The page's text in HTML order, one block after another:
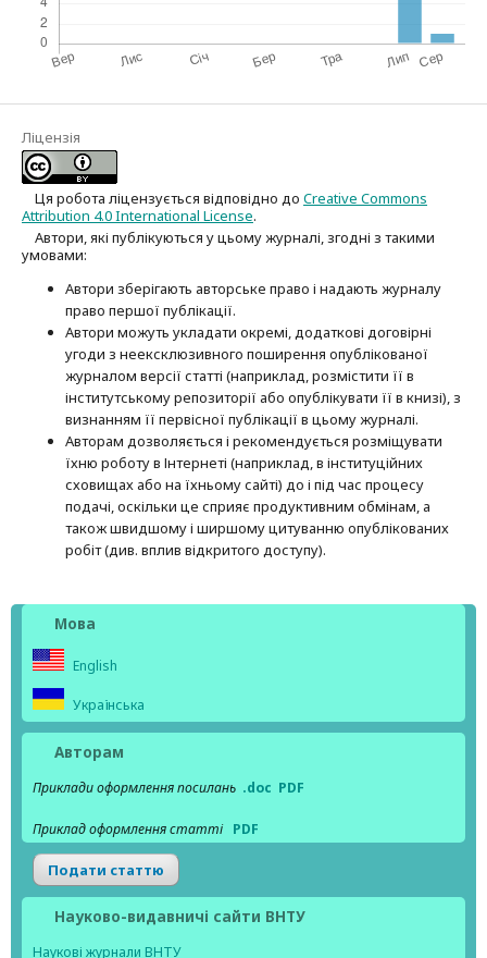
Ліцензія
Ця робота ліцензується відповідно до Creative Commons
Attribution 4.0 International License.
Автори, які публікуються у цьому журналі, згодні з такими
умовами:
Автори зберігають авторське право і надають журналу
право першої публі­кації.
Автори можуть укладати окремі, додат­кові договірні
угоди з неексклюзив­ного поширення опублікованої
журналом версії статті (наприклад, розмістити її в
інститутському репозиторії або опубліку­вати її в книзі), з
визнанням її первісної публікації в цьому журналі.
Авторам дозволяється і рекомендується розміщувати
їхню роботу в Інтернеті (наприклад, в інституційних
сховищах або на їхньому сайті) до і під час процесу
подачі, оскільки це сприяє продуктивним обмінам, а
також швидшому і ширшому цитуванню опубліко­ва­них
робіт (див. вплив відкритого доступу).
Мова
English
Українська
Авторам
Приклади оформлення посилань .doc PDF
Приклад оформлення статті PDF
Подати статтю
Науково-видавничі сайти ВНТУ
Наукові журнали ВНТУ